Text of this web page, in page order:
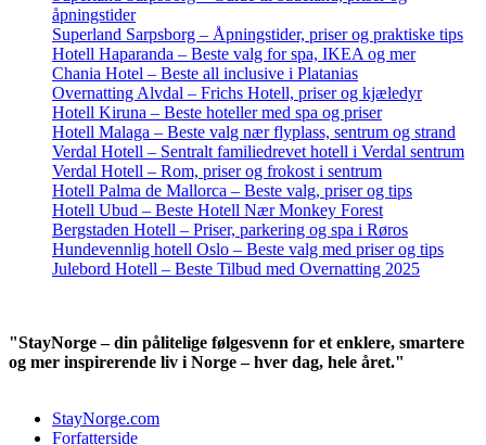
åpningstider
Superland Sarpsborg – Åpningstider, priser og praktiske tips
Hotell Haparanda – Beste valg for spa, IKEA og mer
Chania Hotel – Beste all inclusive i Platanias
Overnatting Alvdal – Frichs Hotell, priser og kjæledyr
Hotell Kiruna – Beste hoteller med spa og priser
Hotell Malaga – Beste valg nær flyplass, sentrum og strand
Verdal Hotell – Sentralt familiedrevet hotell i Verdal sentrum
Verdal Hotell – Rom, priser og frokost i sentrum
Hotell Palma de Mallorca – Beste valg, priser og tips
Hotell Ubud – Beste Hotell Nær Monkey Forest
Bergstaden Hotell – Priser, parkering og spa i Røros
Hundevennlig hotell Oslo – Beste valg med priser og tips
Julebord Hotell – Beste Tilbud med Overnatting 2025
"StayNorge – din pålitelige følgesvenn for et enklere, smartere
og mer inspirerende liv i Norge – hver dag, hele året."
StayNorge.com
Forfatterside